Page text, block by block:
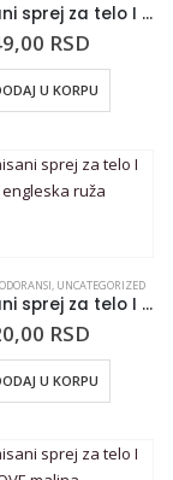
Parfemisani sprej za telo I LOVE mango i papaja
RSD
U KORPU
, UNCATEGORIZED
Parfemisani sprej za telo I LOVE engleska ruža
RSD
U KORPU